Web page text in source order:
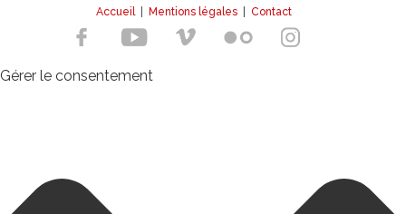
Accueil| Mentions légales Contact
Gérer le consentement